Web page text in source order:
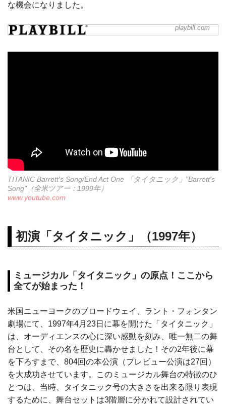
な機会になりました。
Titanic U.S. Tour Dates Start In
playbill.com
TITANIC Barrett's Song/End Act One 「タイタニック」"Barrett's
Song"（全米ツアー：1999年）
www.youtube.com
初演「タイタニック」（1997年）
ミュージカル「タイタニック」の原点！ここから
全てが始まった！
米国ニューヨークのブロードウェイ、ラント・フォンタン
劇場にて、1997年4月23日に幕を開けた「タイタニック」
は、オーディエンスの心に深い感動を刻み、唯一無二の舞
台として、その名を歴史に轟かせました！その2年後に幕
を下ろすまで、804回の本公演（プレビュー公演は27回）
を大成功させています。このミュージカル舞台の特徴のひ
とつは、当時、タイタニック号の大きさを出来る限り表現
するために、舞台セットは3階層に分かれて設計されてい